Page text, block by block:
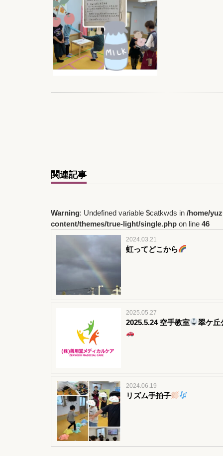
関連記事
Warning: Undefined variable $catkwds in /home/
content/themes/true-light/single.php on line 46
2024.03.21
虹ってどこから
2025.05.27
2025.5.24 空手教室 翠ケ丘
2024.06.19
リズム手拍子